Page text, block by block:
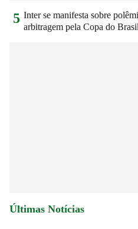
5 Inter se manifesta sobre
arbitragem pela Copa do Brasil
Últimas Notícias